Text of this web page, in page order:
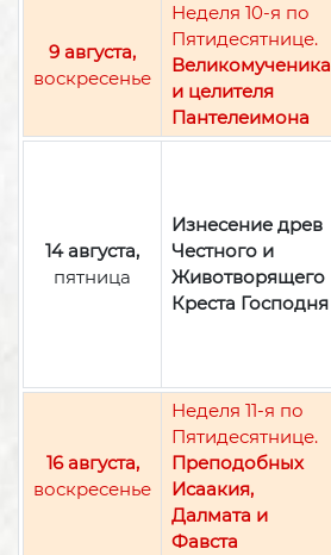
9 августа,
воскресенье
Неделя 10-я по
Пятидесятнице.
Великомученика
и целителя
Пантелеимона
14 августа,
пятница
Изнесение древ
Честного и
Животворящего
Креста Господня
16 августа,
воскресенье
Неделя 11-я по
Пятидесятнице.
Преподобных
Исаакия,
Далмата и
Фавста